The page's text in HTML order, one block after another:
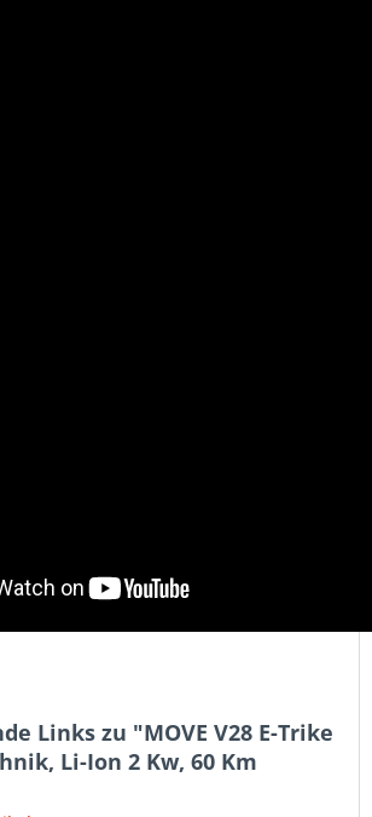
Links zu "MOVE V28 E-Trike
Li-Ion 2 Kw, 60 Km